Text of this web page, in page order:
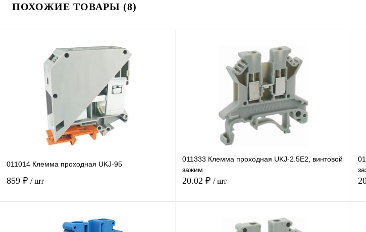
ПОХОЖИЕ ТОВАРЫ (8)
011014 Клемма проходная UKJ-95
859 ₽ / шт
В корзину
011333 Клемма проходная UKJ-2.5E2, винтовой
зажим
20.02 ₽ / шт
В корзину